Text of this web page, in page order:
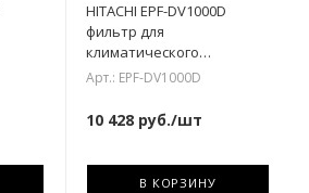
HITACHI EPF-DV1000D
фильтр для
климатического
комплекса
Арт.: EPF-DV1000D
10 428руб./шт
В КОРЗИНУ